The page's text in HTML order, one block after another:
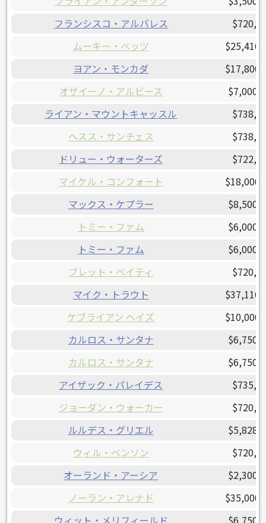
フランシスコ・アルバレス
ムーキー・ベッツ
ヨアン・モンカダ
オザイーノ・アルビース
ライアン・マウントキャッスル
ヘスス・サンチェス
ドリュー・ウォーターズ
マイケル・コンフォート
マックス・ケプラー
トミー・ファム
トミー・ファム
ブレット・ベイティ
マイク・トラウト
ケブライアン ヘイズ
カルロス・サンタナ
カルロス・サンタナ
アイザック・パレイデス
ジョーダン・ウォーカー
ルルデス・グリエル
ウィル・ベンソン
オーランド・アーシア
ノーラン・アレナド
ウィット・メリフィールド